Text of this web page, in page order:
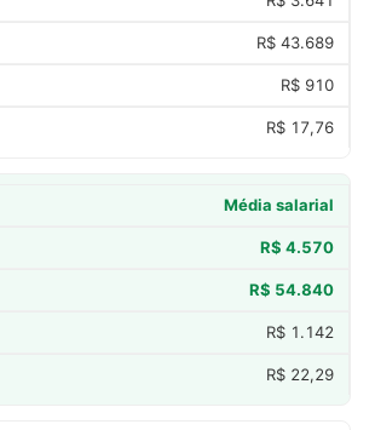
R$ 43.689
R$ 910
R$ 17,76
Média salarial
R$ 4.570
R$ 54.840
R$ 1.142
R$ 22,29